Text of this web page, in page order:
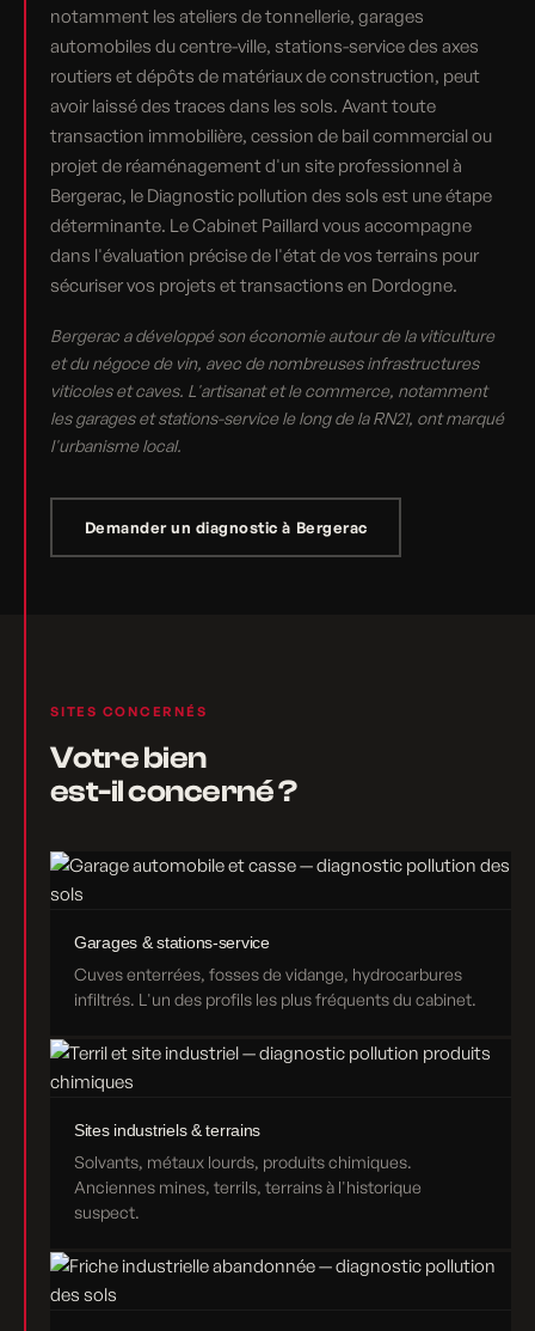
notamment les ateliers de tonnellerie, garages
automobiles du centre-ville, stations-service des axes
routiers et dépôts de matériaux de construction, peut
avoir laissé des traces dans les sols. Avant toute
transaction immobilière, cession de bail commercial ou
projet de réaménagement d'un site professionnel à
Bergerac, le Diagnostic pollution des sols est une étape
déterminante. Le Cabinet Paillard vous accompagne
dans l'évaluation précise de l'état de vos terrains pour
sécuriser vos projets et transactions en Dordogne.
Bergerac a développé son économie autour de la viticulture
et du négoce de vin, avec de nombreuses infrastructures
viticoles et caves. L'artisanat et le commerce, notamment
les garages et stations-service le long de la RN21, ont marqué
l'urbanisme local.
Demander un diagnostic à Bergerac
SITES CONCERNÉS
Votre bien
est-il concerné ?
Garages & stations-service
Cuves enterrées, fosses de vidange, hydrocarbures
infiltrés. L'un des profils les plus fréquents du cabinet.
Sites industriels & terrains
Solvants, métaux lourds, produits chimiques.
Anciennes mines, terrils, terrains à l'historique
suspect.